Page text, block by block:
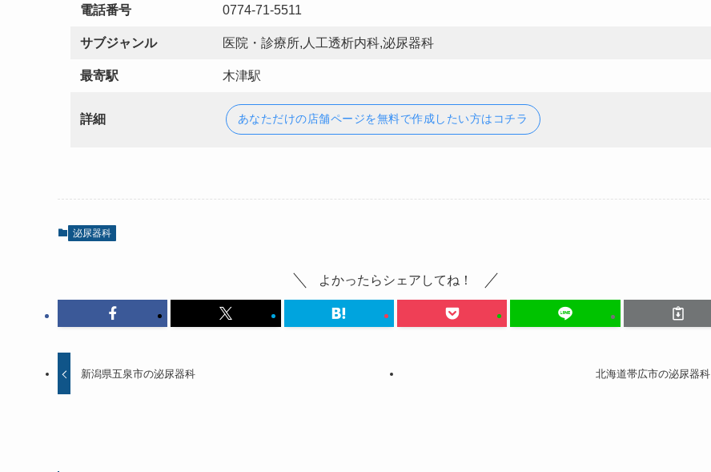
電話番号 0774-71-5511
サブジャンル 医院・診療所,人工透析内科,泌尿器科
最寄駅 木津駅
詳細 あなただけの店舗ページを無料で作成したい方はコチラ
泌尿器科
よかったらシェアしてね！
新潟県五泉市の泌尿器科 北海道帯広市の泌尿器科